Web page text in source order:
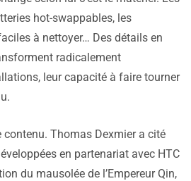
hot-swappables, les
à nettoyer… Des détails en
radicalement
leur capacité à faire tourner
Thomas Dexmier a cité
en partenariat avec HTC
du mausolée de l’Empereur Qin,